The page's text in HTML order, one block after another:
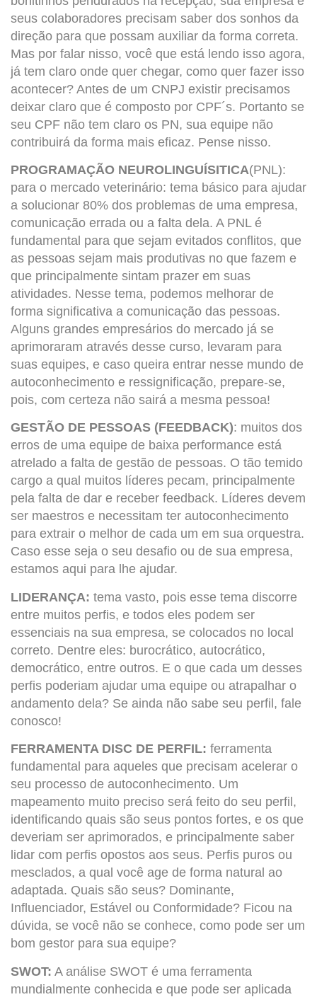
seus colaboradores precisam saber dos sonhos da
direção para que possam auxiliar da forma correta.
Mas por falar nisso, você que está lendo isso agora,
já tem claro onde quer chegar, como quer fazer isso
acontecer? Antes de um CNPJ existir precisamos
deixar claro que é composto por CPF´s. Portanto se
seu CPF não tem claro os PN, sua equipe não
contribuirá da forma mais eficaz. Pense nisso.
PROGRAMAÇÃO NEUROLINGUÍSITICA(PNL):
para o mercado veterinário: tema básico para ajudar
a solucionar 80% dos problemas de uma empresa,
comunicação errada ou a falta dela. A PNL é
fundamental para que sejam evitados conflitos, que
as pessoas sejam mais produtivas no que fazem e
que principalmente sintam prazer em suas
atividades. Nesse tema, podemos melhorar de
forma significativa a comunicação das pessoas.
Alguns grandes empresários do mercado já se
aprimoraram através desse curso, levaram para
suas equipes, e caso queira entrar nesse mundo de
autoconhecimento e ressignificação, prepare-se,
pois, com certeza não sairá a mesma pessoa!
GESTÃO DE PESSOAS (FEEDBACK): muitos dos
erros de uma equipe de baixa performance está
atrelado a falta de gestão de pessoas. O tão temido
cargo a qual muitos líderes pecam, principalmente
pela falta de dar e receber feedback. Líderes devem
ser maestros e necessitam ter autoconhecimento
para extrair o melhor de cada um em sua orquestra.
Caso esse seja o seu desafio ou de sua empresa,
estamos aqui para lhe ajudar.
LIDERANÇA: tema vasto, pois esse tema discorre
entre muitos perfis, e todos eles podem ser
essenciais na sua empresa, se colocados no local
correto. Dentre eles: burocrático, autocrático,
democrático, entre outros. E o que cada um desses
perfis poderiam ajudar uma equipe ou atrapalhar o
andamento dela? Se ainda não sabe seu perfil, fale
conosco!
FERRAMENTA DISC DE PERFIL: ferramenta
fundamental para aqueles que precisam acelerar o
seu processo de autoconhecimento. Um
mapeamento muito preciso será feito do seu perfil,
identificando quais são seus pontos fortes, e os que
deveriam ser aprimorados, e principalmente saber
lidar com perfis opostos aos seus. Perfis puros ou
mesclados, a qual você age de forma natural ao
adaptada. Quais são seus? Dominante,
Influenciador, Estável ou Conformidade? Ficou na
dúvida, se você não se conhece, como pode ser um
bom gestor para sua equipe?
SWOT: A análise SWOT é uma ferramenta
mundialmente conhecida e que pode ser aplicada